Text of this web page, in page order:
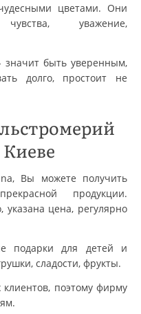
цветами. Они
уважение,
значит быть уверенным,
долго, простоит не
Вы можете получить
продукции.
цена, регулярно
подарки для детей и
сладости, фрукты.
поэтому фирму